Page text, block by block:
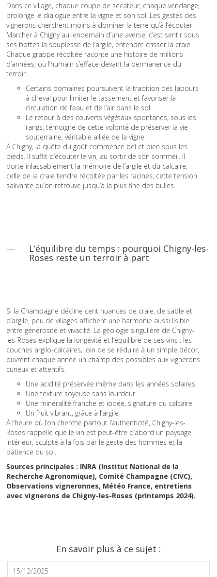
Dans ce village, chaque coupe de sécateur, chaque vendange,
prolonge le dialogue entre la vigne et son sol. Les gestes des
vignerons cherchent moins à dominer la terre qu’à l’écouter.
Marcher à Chigny au lendemain d’une averse, c’est sentir sous
ses bottes la souplesse de l’argile, entendre crisser la craie.
Chaque grappe récoltée raconte une histoire de millions
d’années, où l’humain s’efface devant la permanence du
terroir.
Certains domaines poursuivent la tradition des labours
à cheval pour limiter le tassement et favoriser la
circulation de l’eau et de l’air dans le sol.
Le retour à des couverts végétaux spontanés, sous les
rangs, témoigne de cette volonté de préserver la vie
souterraine, véritable alliée de la vigne.
À Chigny, la quête du goût commence bel et bien sous les
pieds. Il suffit d’écouter le vin, au sortir de son sommeil. Il
porte inlassablement la mémoire de l’argile et du calcaire,
celle de la craie tendre récoltée par les racines, cette tension
salivante qu’on retrouve jusqu’à la plus fine des bulles.
L’équilibre du temps : pourquoi Chigny-les-
Roses reste un terroir à part
Si la Champagne décline cent nuances de craie, de sable et
d’argile, peu de villages affichent une harmonie aussi lisible
entre générosité et vivacité. La géologie singulière de Chigny-
les-Roses explique la longévité et l’équilibre de ses vins : les
couches argilo-calcaires, loin de se réduire à un simple décor,
ouvrent chaque année un champ des possibles aux vignerons
curieux et attentifs.
Une acidité préservée même dans les années solaires
Une texture soyeuse sans lourdeur
Une minéralité franche et iodée, signature du calcaire
Un fruit vibrant, grâce à l’argile
À l’heure où l’on cherche partout l’authenticité, Chigny-les-
Roses rappelle que le vin est peut-être d’abord un paysage
intérieur, sculpté à la fois par le geste des hommes et la
patience du sol.
Sources principales : INRA (Institut National de la
Recherche Agronomique), Comité Champagne (CIVC),
Observations vigneronnes, Météo France, entretiens
avec vignerons de Chigny-les-Roses (printemps 2024).
En savoir plus à ce sujet :
15/12/2025